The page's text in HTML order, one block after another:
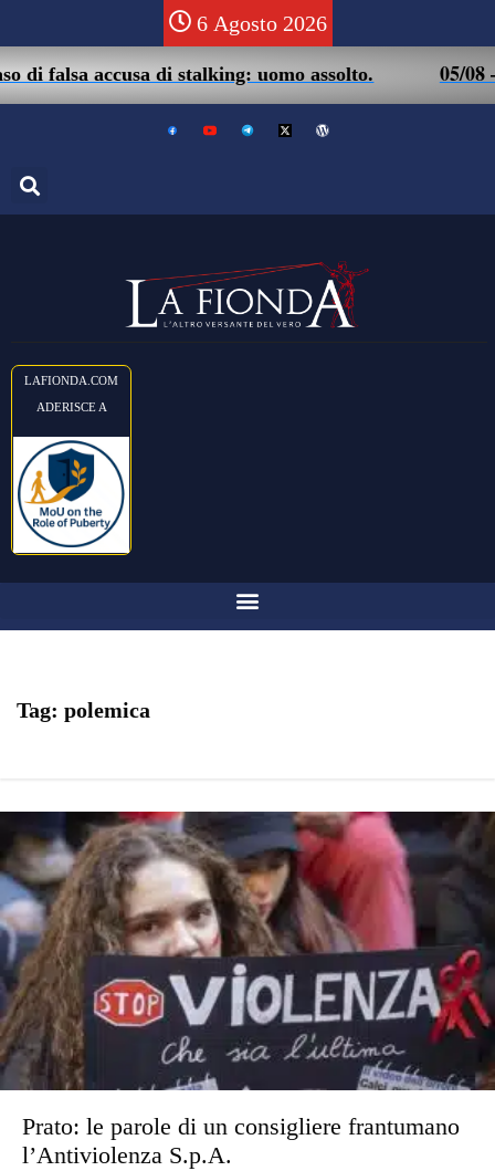
6 Agosto 2026
di stalking: uomo assolto. 05/08 – Friuli.
LAFIONDA.COM
ADERISCE A
Tag: polemica
Prato: le parole di un consigliere frantumano
l’Antiviolenza S.p.A.